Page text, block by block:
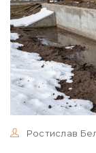
Ростислав